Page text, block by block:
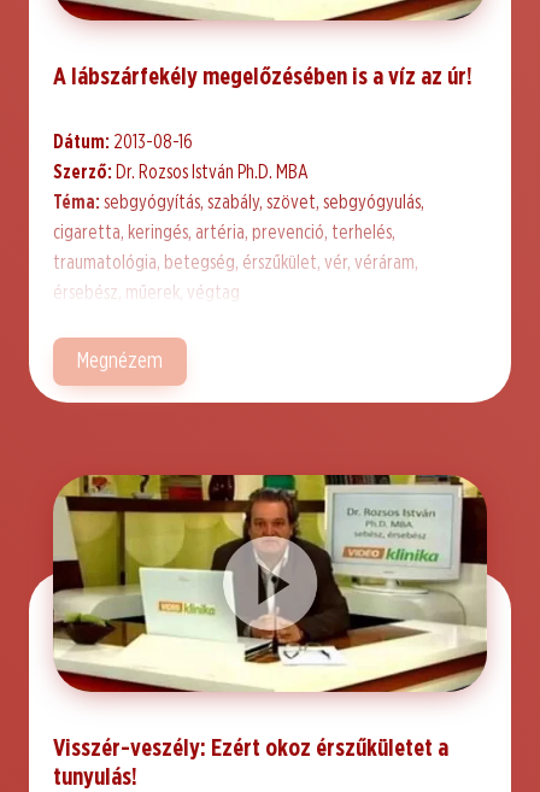
A lábszárfekély megelőzésében is a víz az úr!
Dátum: 2013-08-16
Szerző: Dr. Rozsos István Ph.D. MBA
Téma: sebgyógyítás, szabály, szövet, sebgyógyulás,
cigaretta, keringés, artéria, prevenció, terhelés,
traumatológia, betegség, érszűkület, vér, véráram,
érsebész, műerek, végtag
Megnézem
Visszér-veszély: Ezért okoz érszűkületet a
tunyulás!